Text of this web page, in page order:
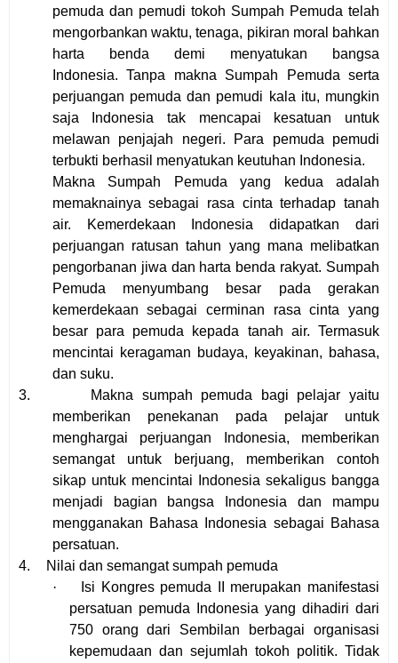
pemuda dan pemudi tokoh Sumpah Pemuda telah
mengorbankan waktu, tenaga, pikiran moral bahkan
harta benda demi menyatukan bangsa
Indonesia. Tanpa makna Sumpah Pemuda serta
perjuangan pemuda dan pemudi kala itu, mungkin
saja Indonesia tak mencapai kesatuan untuk
melawan penjajah negeri. Para pemuda pemudi
terbukti berhasil menyatukan keutuhan Indonesia.
Makna Sumpah Pemuda yang kedua adalah
memaknainya sebagai rasa cinta terhadap tanah
air. Kemerdekaan Indonesia didapatkan dari
perjuangan ratusan tahun yang mana melibatkan
pengorbanan jiwa dan harta benda rakyat. Sumpah
Pemuda menyumbang besar pada gerakan
kemerdekaan sebagai cerminan rasa cinta yang
besar para pemuda kepada tanah air. Termasuk
mencintai keragaman budaya, keyakinan, bahasa,
dan suku.
3.
Makna sumpah pemuda bagi pelajar yaitu
memberikan penekanan pada pelajar untuk
menghargai perjuangan Indonesia, memberikan
semangat untuk berjuang, memberikan contoh
sikap untuk mencintai Indonesia sekaligus bangga
menjadi bagian bangsa Indonesia dan mampu
mengganakan Bahasa Indonesia sebagai Bahasa
persatuan.
4.
Nilai dan semangat sumpah pemuda
·
Isi Kongres pemuda II merupakan manifestasi
persatuan pemuda Indonesia yang dihadiri dari
750 orang dari Sembilan berbagai organisasi
kepemudaan dan sejumlah tokoh politik. Tidak